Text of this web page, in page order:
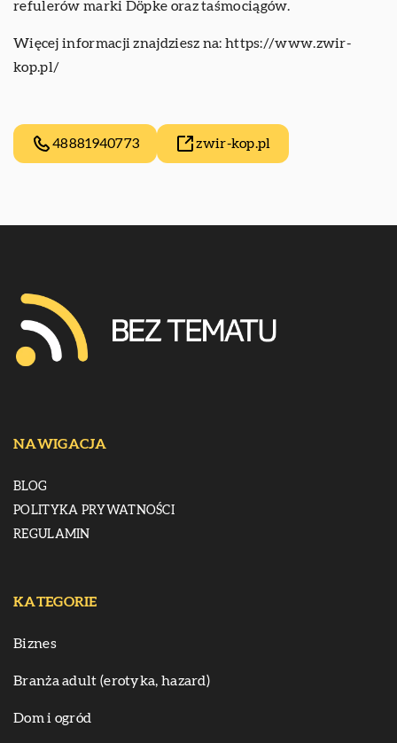
refulerów marki Döpke oraz taśmociągów.
Więcej informacji znajdziesz na: https://www.zwir-
kop.pl/
48881940773 zwir-kop.pl
NAWIGACJA
BLOG
POLITYKA PRYWATNOŚCI
REGULAMIN
KATEGORIE
Biznes
Branża adult (erotyka, hazard)
Dom i ogród